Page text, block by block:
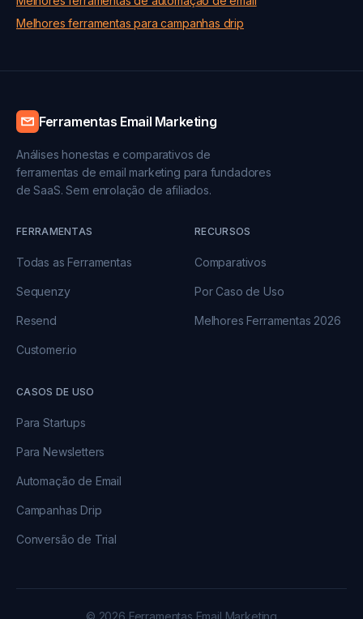
Melhores ferramentas para campanhas drip
Ferramentas Email Marketing
Análises honestas e comparativos de
ferramentas de email marketing para fundadores
de SaaS. Sem enrolação de afiliados.
FERRAMENTAS
Todas as Ferramentas
Sequenzy
Resend
Customer.io
RECURSOS
Comparativos
Por Caso de Uso
Melhores Ferramentas 2026
CASOS DE USO
Para Startups
Para Newsletters
Automação de Email
Campanhas Drip
Conversão de Trial
© 2026 Ferramentas Email Marketing